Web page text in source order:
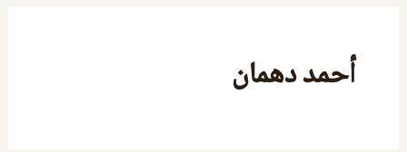
أحمد دهمان